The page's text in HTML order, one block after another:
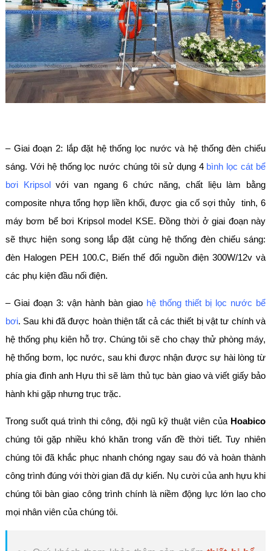
– Giai đoạn 2: lắp đặt hệ thống lọc nước và hệ thống đèn chiếu
sáng. Với hệ thống lọc nước chúng tôi sử dụng 4 bình lọc cát bể
bơi Kripsolvới van ngang 6 chức năng, chất liệu làm bằng
composite nhựa tổng hợp liền khối, được gia cố sợi thủy tinh, 6
máy bơm bể bơi Kripsol model KSE. Đồng thời ở giai đoạn này
sẽ thực hiện song song lắp đặt cùng hệ thống đèn chiếu sáng:
đèn Halogen PEH 100.C, Biến thế đổi nguồn điện 300W/12v và
các phụ kiện đầu nối điện.
– Giai đoạn 3: vận hành bàn giao hệ thống thiết bị lọc nước bể
bơi. Sau khi đã được hoàn thiện tất cả các thiết bị vật tư chính và
hệ thống phụ kiên hỗ trợ. Chúng tôi sẽ cho chạy thử phòng máy,
hệ thống bơm, lọc nước, sau khi được nhận được sự hài lòng từ
phía gia đình anh Hựu thì sẽ làm thủ tục bàn giao và viết giấy bảo
hành khi gặp nhưng trục trặc.
Trong suốt quá trình thi công, đội ngũ kỹ thuật viên của Hoabico
chúng tôi gặp nhiều khó khăn trong vấn đề thời tiết. Tuy nhiên
chúng tôi đã khắc phục nhanh chóng ngay sau đó và hoàn thành
công trình đúng với thời gian đã dự kiến. Nụ cười của anh hựu khi
chúng tôi bàn giao công trình chính là niềm động lực lớn lao cho
mọi nhân viên của chúng tôi.